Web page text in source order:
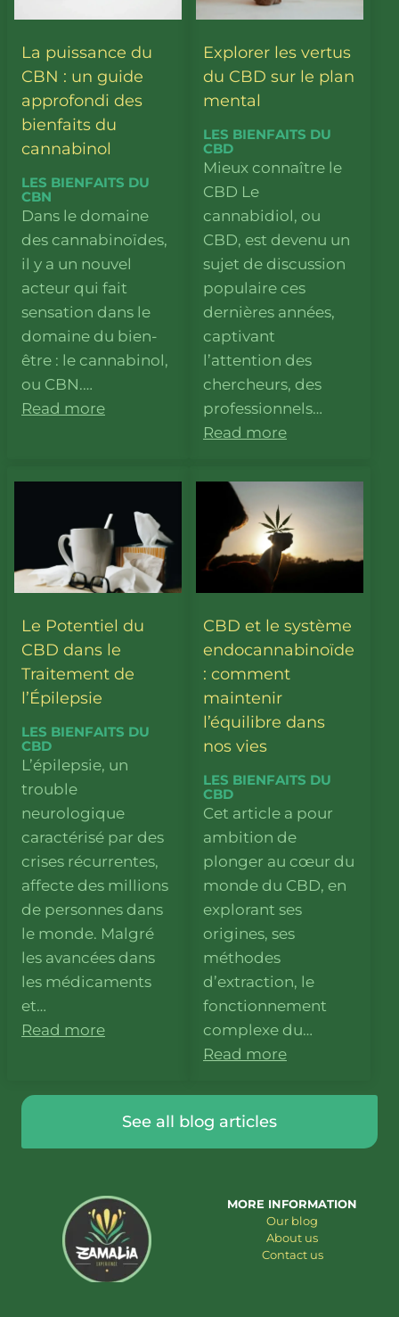
La puissance du
CBN : un guide
approfondi des
bienfaits du
cannabinol
LES BIENFAITS DU
CBN
Dans le domaine
des cannabinoïdes,
il y a un nouvel
acteur qui fait
sensation dans le
domaine du bien-
être : le cannabinol,
ou CBN.…
Read more
Explorer les vertus
du CBD sur le plan
mental
LES BIENFAITS DU
CBD
Mieux connaître le
CBD Le
cannabidiol, ou
CBD, est devenu un
sujet de discussion
populaire ces
dernières années,
captivant
l’attention des
chercheurs, des
professionnels…
Read more
Le Potentiel du
CBD dans le
Traitement de
l’Épilepsie
LES BIENFAITS DU
CBD
L’épilepsie, un
trouble
neurologique
caractérisé par des
crises récurrentes,
affecte des millions
de personnes dans
le monde. Malgré
les avancées dans
les médicaments
et…
Read more
CBD et le système
endocannabinoïde
: comment
maintenir
l’équilibre dans
nos vies
LES BIENFAITS DU
CBD
Cet article a pour
ambition de
plonger au cœur du
monde du CBD, en
explorant ses
origines, ses
méthodes
d’extraction, le
fonctionnement
complexe du…
Read more
See all blog articles
MORE INFORMATION
Our blog
About us
Contact us